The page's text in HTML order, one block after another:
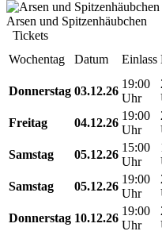
Arsen und Spitzenhäubchen
Tickets
Wochentag
Datum Einlass
Donnerstag 03.12.26
19:00
Uhr
Freitag
04.12.26
19:00
Uhr
Samstag
05.12.26
15:00
Uhr
Samstag
05.12.26
19:00
Uhr
Donnerstag 10.12.26
19:00
Uhr